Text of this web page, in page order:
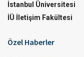
İstanbul Üniversitesi
İÜ İletişim Fakültesi
Özel Haberler